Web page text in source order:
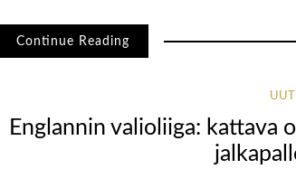
Continue Reading
Englannin valioliiga: kattava